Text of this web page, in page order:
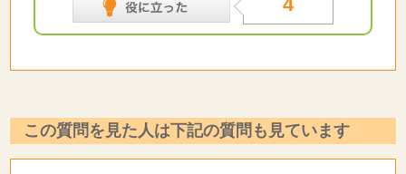
この質問を見た人は下記の質問も見ています